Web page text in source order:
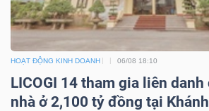
HOẠT ĐỘNG KINH DOANH 06/08 18:10
LICOGI 14 tham gia liên
nhà ở 2,100 tỷ đồng tại
Công
cụ
tư